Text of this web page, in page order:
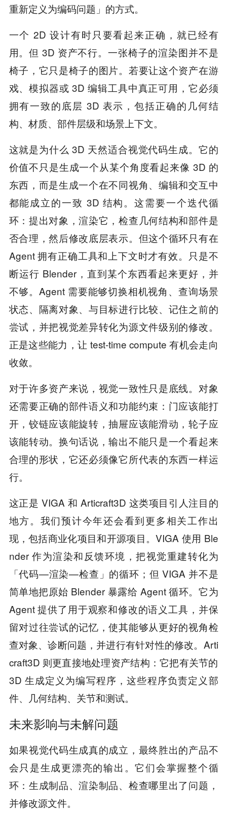
重新定义为编码问题」的方式。
一个 2D 设计有时只要看起来正确，就已经有
用。但 3D 资产不行。一张椅子的渲染图并不是
椅子，它只是椅子的图片。若要让这个资产在游
戏、模拟器或 3D 编辑工具中真正可用，它必须
拥有一致的底层 3D 表示，包括正确的几何结
构、材质、部件层级和场景上下文。
这就是为什么 3D 天然适合视觉代码生成。它的
价值不只是生成一个从某个角度看起来像 3D 的
东西，而是生成一个在不同视角、编辑和交互中
都能成立的一致 3D 结构。这需要一个迭代循
环：提出对象，渲染它，检查几何结构和部件是
否合理，然后修改底层表示。但这个循环只有在
Agent 拥有正确工具和上下文时才有效。只是不
断运行 Blender，直到某个东西看起来更好，并
不够。Agent 需要能够切换相机视角、查询场景
状态、隔离对象、与目标进行比较、记住之前的
尝试，并把视觉差异转化为源文件级别的修改。
正是这些能力，让 test-time compute 有机会走向
收敛。
对于许多资产来说，视觉一致性只是底线。对象
还需要正确的部件语义和功能约束：门应该能打
开，铰链应该能旋转，抽屉应该能滑动，轮子应
该能转动。换句话说，输出不能只是一个看起来
合理的形状，它还必须像它所代表的东西一样运
行。
这正是 VIGA 和 Articraft3D 这类项目引人注目的
地方。我们预计今年还会看到更多相关工作出
现，包括商业化项目和开源项目。VIGA 使用 Ble
nder 作为渲染和反馈环境，把视觉重建转化为
「代码—渲染—检查」的循环；但 VIGA 并不是
简单地把原始 Blender 暴露给 Agent 循环。它为
Agent 提供了用于观察和修改的语义工具，并保
留对过往尝试的记忆，使其能够从更好的视角检
查对象、诊断问题，并进行有针对性的修改。Arti
craft3D 则更直接地处理资产结构：它把有关节的
3D 生成定义为编写程序，这些程序负责定义部
件、几何结构、关节和测试。
未来影响与未解问题
如果视觉代码生成真的成立，最终胜出的产品不
会只是生成更漂亮的输出。它们会掌握整个循
环：生成制品、渲染制品、检查哪里出了问题，
并修改源文件。